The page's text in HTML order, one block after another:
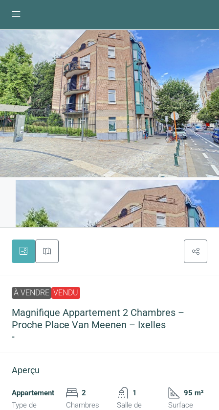
À VENDRE VENDU
Magnifique Appartement 2 Chambres –
Proche Place Van Meenen – Ixelles
-
Aperçu
Appartement
Type de
2
Chambres
1
Salle de
95 m²
Surface